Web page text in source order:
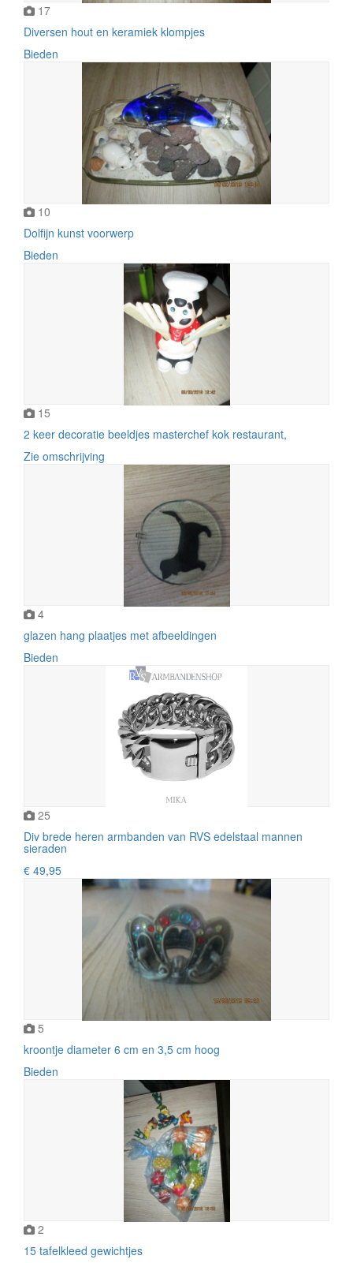
17
Diversen hout en keramiek klompjes
Bieden
10
Dolfijn kunst voorwerp
Bieden
15
2 keer decoratie beeldjes masterchef kok restaurant,
Zie omschrijving
4
glazen hang plaatjes met afbeeldingen
Bieden
25
Div brede heren armbanden van RVS edelstaal mannen
sieraden
€ 49,95
5
kroontje diameter 6 cm en 3,5 cm hoog
Bieden
2
15 tafelkleed gewichtjes